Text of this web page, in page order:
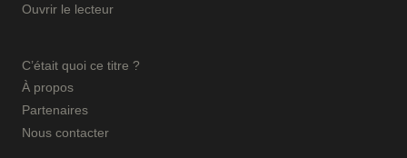
Ouvrir le lecteur
C’était quoi ce titre ?
À propos
Partenaires
Nous contacter